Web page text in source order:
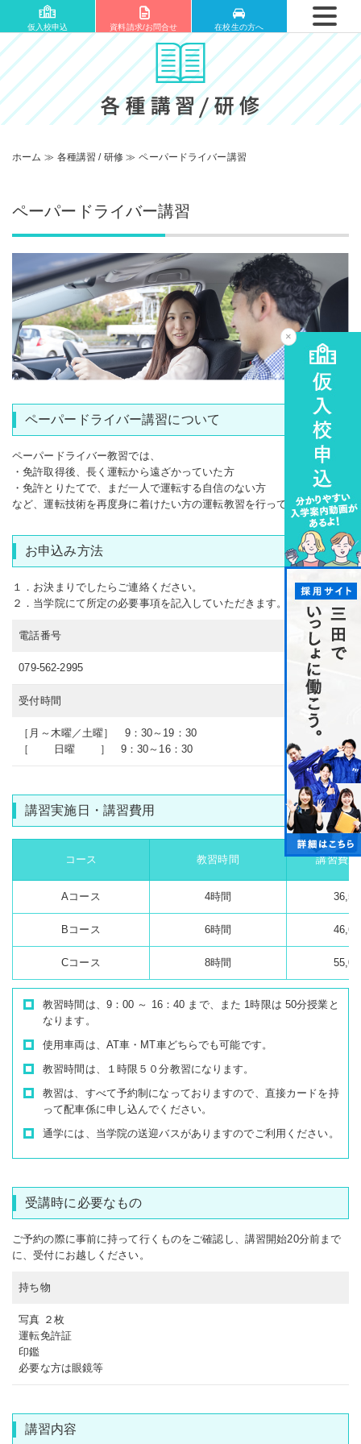
仮入校申込 資料請求/お問合せ 在校生の方へ
ホーム ≫ 各種講習 / 研修≫ ペーパードライバー講習
ペーパードライバー講習
ペーパードライバー講習について
ペーパードライバー教習では、
・免許取得後、長く運転から遠ざかっていた方
・免許とりたてで、まだ一人で運転する自信のない方
など、運転技術を再度身に着けたい方の運転教習を行っております。
お申込み方法
１．お決まりでしたらご連絡ください。
２．当学院にて所定の必要事項を記入していただきます。
電話番号
079-562-2995
受付時間
［月～木曜／土曜］ 9：30～19：30
［ 日曜 ］ 9：30～16：30
講習実施日・講習費用
コース 教習時間 講習費用
Aコース 4時間
Bコース 6時間
Cコース 8時間
教習時間は、9：00 ～ 16：40 まで、また 1時限は 50分授業と
なります。
使用車両は、AT車・MT車どちらでも可能です。
教習時間は、１時限５０分教習になります。
教習は、すべて予約制になっておりますので、直接カードを持
って配車係に申し込んでください。
通学には、当学院の送迎バスがありますのでご利用ください。
受講時に必要なもの
ご予約の際に事前に持って行くものをご確認し、講習開始20分前まで
に、受付にお越しください。
持ち物
写真 ２枚
運転免許証
印鑑
必要な方は眼鏡等
講習内容
×